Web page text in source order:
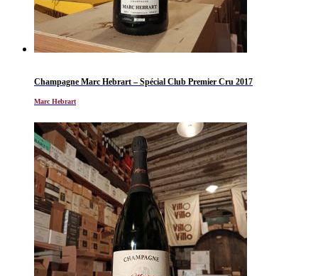
Champagne Marc Hebrart – Spécial Club Premier Cru 2017
Marc Hebrart